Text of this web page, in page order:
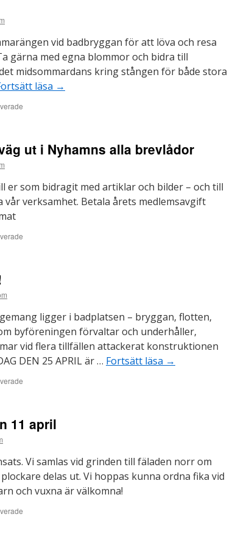
vid badbryggan för att löva och resa
gärna med egna blommor och bidra till
midsommardans kring stången för både stora
läsa →
ut i Nyhamns alla brevlådor
er som bidragit med artiklar och bilder – och till
vår verksamhet. Betala årets medlemsavgift
Nyhamns
alla
brevlådor
ligger i badplatsen – bryggan, flotten,
byföreningen förvaltar och underhåller,
vid flera tillfällen attackerat konstruktionen
DEN 25 APRIL är … Fortsätt läsa →
11 april
Vi samlas vid grinden till fäladen norr om
delas ut. Vi hoppas kunna ordna fika vid
och vuxna är välkomna!